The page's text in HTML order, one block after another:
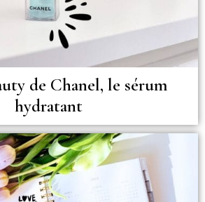
de Chanel, le sérum
hydratant